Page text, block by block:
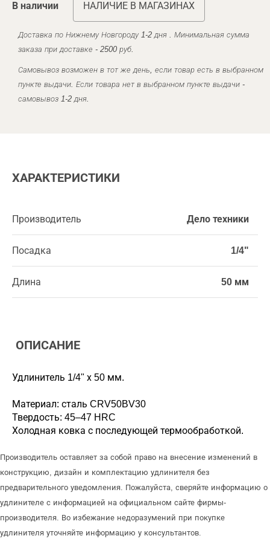
В наличии НАЛИЧИЕ В МАГАЗИНАХ
Доставка по Нижнему Новгороду 1-2 дня . Минимальная сумма
заказа при доставке - 2500 руб.
Самовывоз возможен в тот же день, если товар есть в выбранном
пункте выдачи. Если товара нет в выбранном пункте выдачи -
самовывоз 1-2 дня.
ХАРАКТЕРИСТИКИ
Производитель Дело техники
Посадка 1/4"
Длина 50 мм
ОПИСАНИЕ
Удлинитель 1/4" х 50 мм.
Материал: сталь CRV50BV30
Твердость: 45–47 HRC
Холодная ковка с последующей термообработкой.
Производитель оставляет за собой право на внесение изменений в
конструкцию, дизайн и комплектацию удлинителя без
предварительного уведомления. Пожалуйста, сверяйте информацию о
удлинителе с информацией на официальном сайте фирмы-
производителя. Во избежание недоразумений при покупке
удлинителя уточняйте информацию у консультантов.